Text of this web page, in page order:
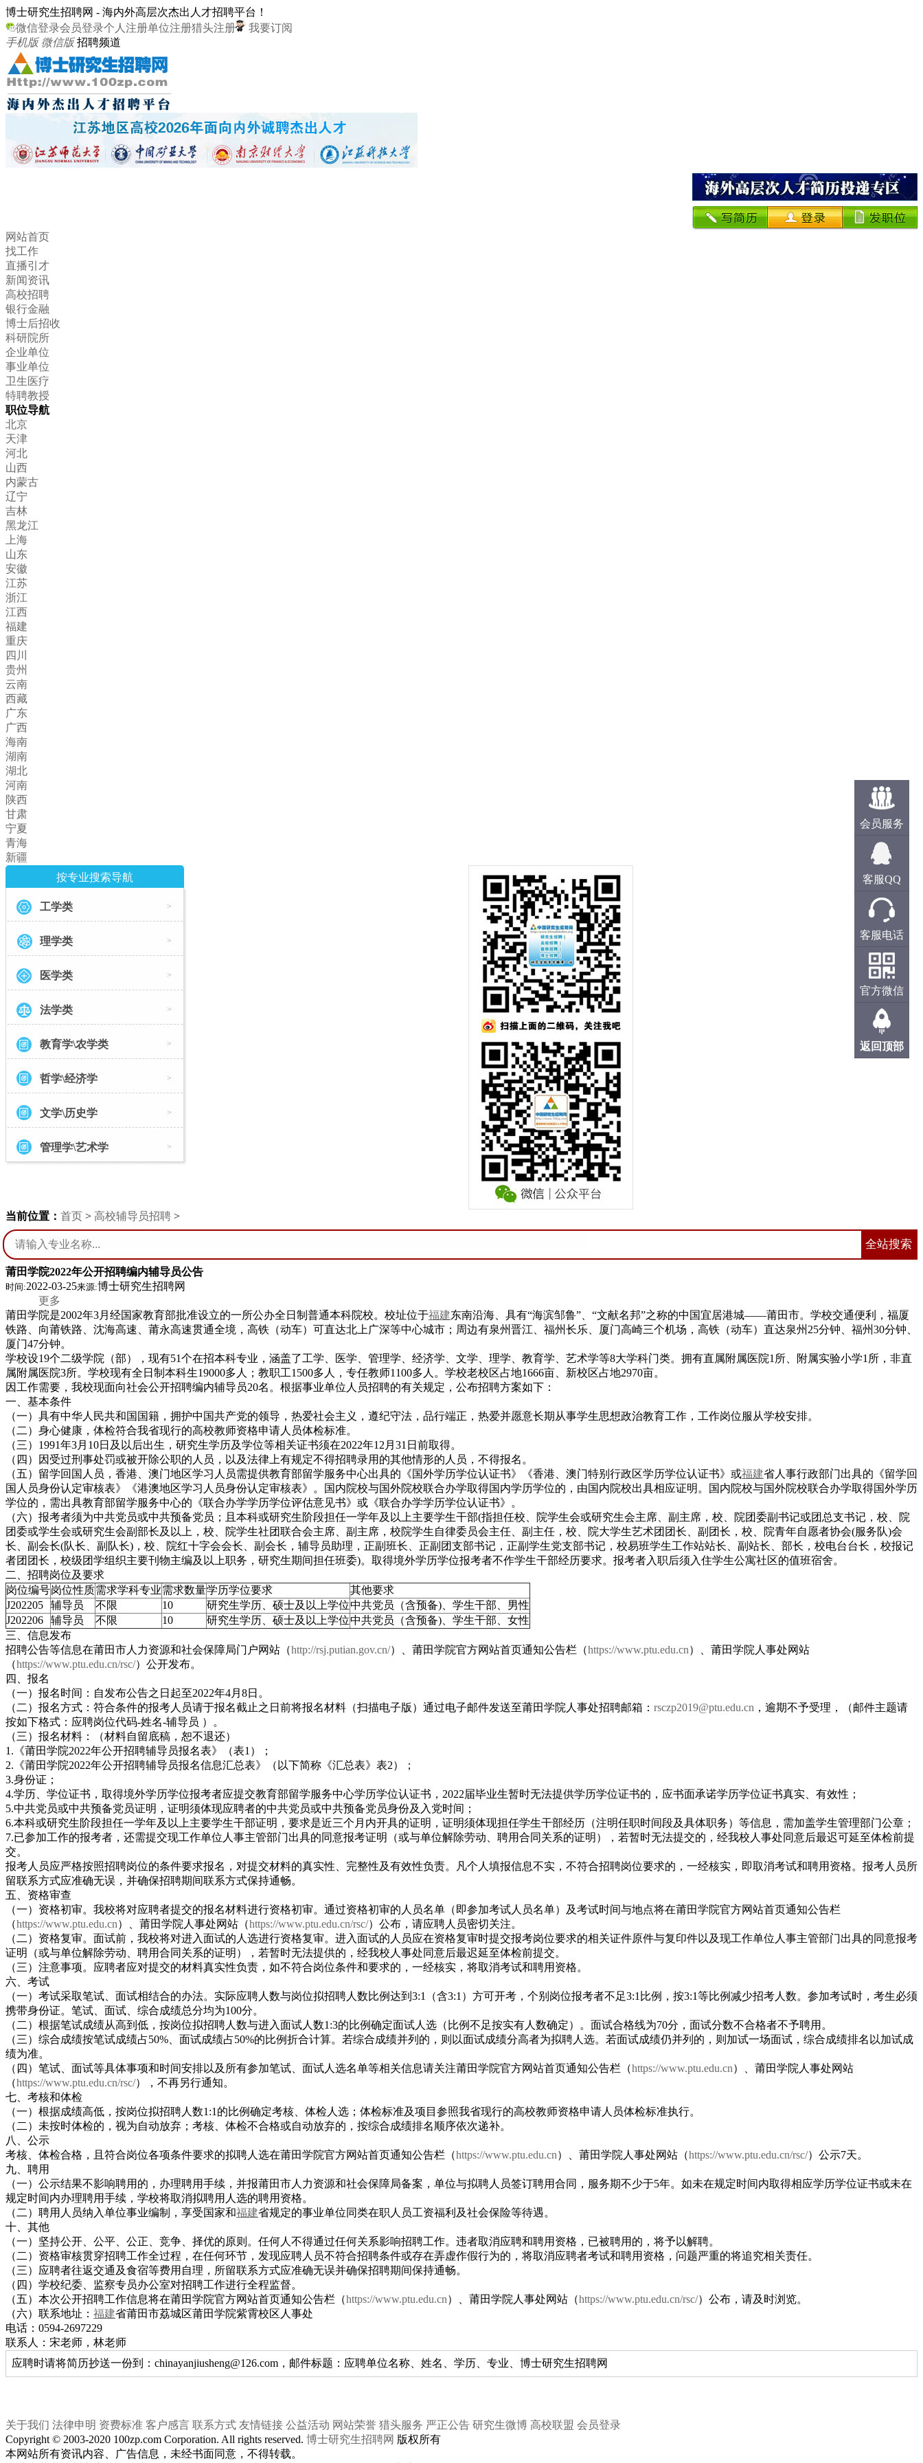
博士研究生招聘网 - 海内外高层次杰出人才招聘平台！
微信登录会员登录个人注册单位注册猎头注册
我要订阅
手机版 微信版 招聘频道
网站首页
找工作
直播引才
新闻资讯
高校招聘
银行金融
博士后招收
科研院所
企业单位
事业单位
卫生医疗
特聘教授
职位导航
北京
天津
河北
山西
内蒙古
辽宁
吉林
黑龙江
上海
山东
安徽
江苏
浙江
江西
福建
重庆
四川
贵州
云南
西藏
广东
广西
海南
湖南
湖北
河南
陕西
甘肃
宁夏
青海
新疆
按专业搜索导航
工学类 >
理学类 >
医学类 >
法学类 >
教育学\农学类 >
哲学\经济学 >
文学\历史学 >
管理学\艺术学 >
当前位置： 首页 > 高校辅导员招聘 >
全站搜索
莆田学院2022年公开招聘编内辅导员公告
时间:2022-03-25来源:博士研究生招聘网
更多
莆田学院是2002年3月经国家教育部批准设立的一所公办全日制普通本科院校。校址位于福建东南沿海、具有“海滨邹鲁”、“文献名邦”之称的中国宜居港城——莆田市。学校交通便利，福厦
铁路、向莆铁路、沈海高速、莆永高速贯通全境，高铁（动车）可直达北上广深等中心城市；周边有泉州晋江、福州长乐、厦门高崎三个机场，高铁（动车）直达泉州25分钟、福州30分钟、
厦门47分钟。
学校设19个二级学院（部），现有51个在招本科专业，涵盖了工学、医学、管理学、经济学、文学、理学、教育学、艺术学等8大学科门类。拥有直属附属医院1所、附属实验小学1所，非直
属附属医院3所。学校现有全日制本科生19000多人；教职工1500多人，专任教师1100多人。学校老校区占地1666亩、新校区占地2970亩。
因工作需要，我校现面向社会公开招聘编内辅导员20名。根据事业单位人员招聘的有关规定，公布招聘方案如下：
一、基本条件
（一）具有中华人民共和国国籍，拥护中国共产党的领导，热爱社会主义，遵纪守法，品行端正，热爱并愿意长期从事学生思想政治教育工作，工作岗位服从学校安排。
（二）身心健康，体检符合我省现行的高校教师资格申请人员体检标准。
（三）1991年3月10日及以后出生，研究生学历及学位等相关证书须在2022年12月31日前取得。
（四）因受过刑事处罚或被开除公职的人员，以及法律上有规定不得招聘录用的其他情形的人员，不得报名。
（五）留学回国人员，香港、澳门地区学习人员需提供教育部留学服务中心出具的《国外学历学位认证书》《香港、澳门特别行政区学历学位认证书》或福建省人事行政部门出具的《留学回
国人员身份认定审核表》《港澳地区学习人员身份认定审核表》。国内院校与国外院校联合办学取得国内学历学位的，由国内院校出具相应证明。国内院校与国外院校联合办学取得国外学历
学位的，需出具教育部留学服务中心的《联合办学学历学位评估意见书》或《联合办学学历学位认证书》。
（六）报考者须为中共党员或中共预备党员；且本科或研究生阶段担任一学年及以上主要学生干部(指担任校、院学生会或研究生会主席、副主席，校、院团委副书记或团总支书记，校、院
团委或学生会或研究生会副部长及以上，校、院学生社团联合会主席、副主席，校院学生自律委员会主任、副主任，校、院大学生艺术团团长、副团长，校、院青年自愿者协会(服务队)会
长、副会长(队长、副队长)，校、院红十字会会长、副会长，辅导员助理，正副班长、正副团支部书记，正副学生党支部书记，校易班学生工作站站长、副站长、部长，校电台台长，校报记
者团团长，校级团学组织主要刊物主编及以上职务，研究生期间担任班委)。取得境外学历学位报考者不作学生干部经历要求。报考者入职后须入住学生公寓社区的值班宿舍。
二、招聘岗位及要求
岗位编号岗位性质需求学科专业需求数量学历学位要求
其他要求
J202205
辅导员 不限 10 研究生学历、硕士及以上学位中共党员（含预备)、学生干部、男性
J202206
辅导员 不限 10 研究生学历、硕士及以上学位中共党员（含预备)、学生干部、女性
三、信息发布
招聘公告等信息在莆田市人力资源和社会保障局门户网站（http://rsj.putian.gov.cn/）、莆田学院官方网站首页通知公告栏（https://www.ptu.edu.cn）、莆田学院人事处网站
（https://www.ptu.edu.cn/rsc/）公开发布。
四、报名
（一）报名时间：自发布公告之日起至2022年4月8日。
（二）报名方式：符合条件的报考人员请于报名截止之日前将报名材料（扫描电子版）通过电子邮件发送至莆田学院人事处招聘邮箱： rsczp2019@ptu.edu.cn ，逾期不予受理，（邮件主题请
按如下格式：应聘岗位代码-姓名-辅导员 ）。
（三）报名材料：（材料自留底稿，恕不退还）
1.《莆田学院2022年公开招聘辅导员报名表》（表1）；
2.《莆田学院2022年公开招聘辅导员报名信息汇总表》（以下简称《汇总表》表2）；
3.身份证；
4.学历、学位证书，取得境外学历学位报考者应提交教育部留学服务中心学历学位认证书，2022届毕业生暂时无法提供学历学位证书的，应书面承诺学历学位证书真实、有效性；
5.中共党员或中共预备党员证明，证明须体现应聘者的中共党员或中共预备党员身份及入党时间；
6.本科或研究生阶段担任一学年及以上主要学生干部证明，要求是近三个月内开具的证明，证明须体现担任学生干部经历（注明任职时间段及具体职务）等信息，需加盖学生管理部门公章；
7.已参加工作的报考者，还需提交现工作单位人事主管部门出具的同意报考证明（或与单位解除劳动、聘用合同关系的证明），若暂时无法提交的，经我校人事处同意后最迟可延至体检前提
交。
报考人员应严格按照招聘岗位的条件要求报名，对提交材料的真实性、完整性及有效性负责。凡个人填报信息不实，不符合招聘岗位要求的，一经核实，即取消考试和聘用资格。报考人员所
留联系方式应准确无误，并确保招聘期间联系方式保持通畅。
五、资格审查
（一）资格初审。我校将对应聘者提交的报名材料进行资格初审。通过资格初审的人员名单（即参加考试人员名单）及考试时间与地点将在莆田学院官方网站首页通知公告栏
（https://www.ptu.edu.cn）、莆田学院人事处网站（https://www.ptu.edu.cn/rsc/）公布，请应聘人员密切关注。
（二）资格复审。面试前，我校将对进入面试的人选进行资格复审。进入面试的人员应在资格复审时提交报考岗位要求的相关证件原件与复印件以及现工作单位人事主管部门出具的同意报考
证明（或与单位解除劳动、聘用合同关系的证明），若暂时无法提供的，经我校人事处同意后最迟延至体检前提交。
（三）注意事项。应聘者应对提交的材料真实性负责，如不符合岗位条件和要求的，一经核实，将取消考试和聘用资格。
六、考试
（一）考试采取笔试、面试相结合的办法。实际应聘人数与岗位拟招聘人数比例达到3:1（含3:1）方可开考，个别岗位报考者不足3:1比例，按3:1等比例减少招考人数。参加考试时，考生必须
携带身份证。笔试、面试、综合成绩总分均为100分。
（二）根据笔试成绩从高到低，按岗位拟招聘人数与进入面试人数1:3的比例确定面试人选（比例不足按实有人数确定）。面试合格线为70分，面试分数不合格者不予聘用。
（三）综合成绩按笔试成绩占50%、面试成绩占50%的比例折合计算。若综合成绩并列的，则以面试成绩分高者为拟聘人选。若面试成绩仍并列的，则加试一场面试，综合成绩排名以加试成
绩为准。
（四）笔试、面试等具体事项和时间安排以及所有参加笔试、面试人选名单等相关信息请关注莆田学院官方网站首页通知公告栏（https://www.ptu.edu.cn）、莆田学院人事处网站
（https://www.ptu.edu.cn/rsc/），不再另行通知。
七、考核和体检
（一）根据成绩高低，按岗位拟招聘人数1:1的比例确定考核、体检人选；体检标准及项目参照我省现行的高校教师资格申请人员体检标准执行。
（二）未按时体检的，视为自动放弃；考核、体检不合格或自动放弃的，按综合成绩排名顺序依次递补。
八、公示
考核、体检合格，且符合岗位各项条件要求的拟聘人选在莆田学院官方网站首页通知公告栏（https://www.ptu.edu.cn）、莆田学院人事处网站（https://www.ptu.edu.cn/rsc/）公示7天。
九、聘用
（一）公示结果不影响聘用的，办理聘用手续，并报莆田市人力资源和社会保障局备案，单位与拟聘人员签订聘用合同，服务期不少于5年。如未在规定时间内取得相应学历学位证书或未在
规定时间内办理聘用手续，学校将取消拟聘用人选的聘用资格。
（二）聘用人员纳入单位事业编制，享受国家和福建省规定的事业单位同类在职人员工资福利及社会保险等待遇。
十、其他
（一）坚持公开、公平、公正、竞争、择优的原则。任何人不得通过任何关系影响招聘工作。违者取消应聘和聘用资格，已被聘用的，将予以解聘。
（二）资格审核贯穿招聘工作全过程，在任何环节，发现应聘人员不符合招聘条件或存在弄虚作假行为的，将取消应聘者考试和聘用资格，问题严重的将追究相关责任。
（三）应聘者往返交通及食宿等费用自理，所留联系方式应准确无误并确保招聘期间保持通畅。
（四）学校纪委、监察专员办公室对招聘工作进行全程监督。
（五）本次公开招聘工作信息将在莆田学院官方网站首页通知公告栏（https://www.ptu.edu.cn）、莆田学院人事处网站（https://www.ptu.edu.cn/rsc/）公布，请及时浏览。
（六）联系地址： 福建省莆田市荔城区莆田学院紫霄校区人事处
电话：0594-2697229
联系人：宋老师，林老师
应聘时请将简历抄送一份到：chinayanjiusheng@126.com，邮件标题：应聘单位名称、姓名、学历、专业、博士研究生招聘网
关于我们 法律申明 资费标准 客户感言 联系方式 友情链接 公益活动 网站荣誉 猎头服务 严正公告 研究生微博 高校联盟 会员登录
Copyright © 2003-2020 100zp.com Corporation. All rights reserved. 博士研究生招聘网 版权所有
本网站所有资讯内容、广告信息，未经书面同意，不得转载。
会员服务
客服QQ
客服电话
官方微信
返回顶部